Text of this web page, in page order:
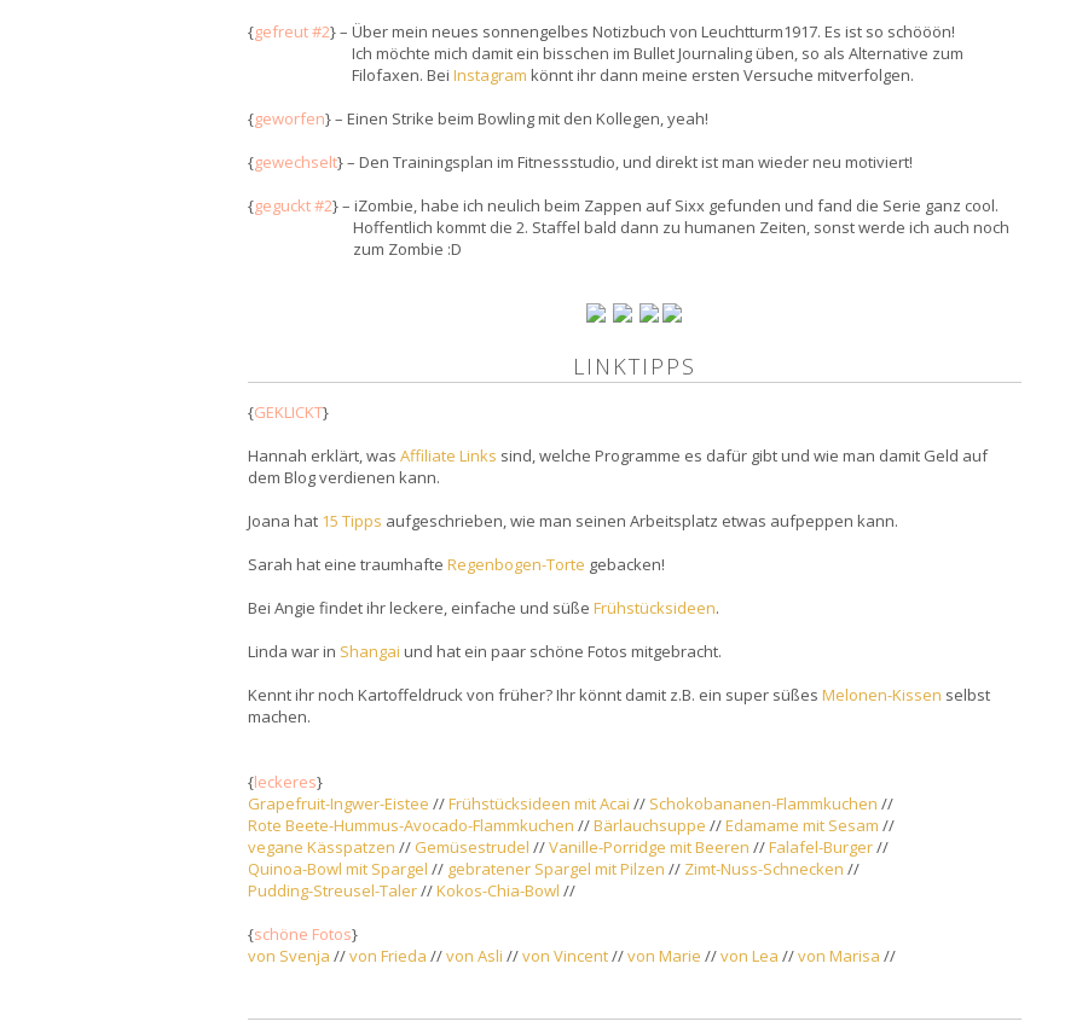
{gefreut #2} – Über mein neues sonnengelbes Notizbuch von Leuchtturm1917. Es ist so schööön!
Ich möchte mich damit ein bisschen im Bullet Journaling üben, so als Alternative zum
Filofaxen. Bei Instagram könnt ihr dann meine ersten Versuche mitverfolgen.
{geworfen} – Einen Strike beim Bowling mit den Kollegen, yeah!
{gewechselt} – Den Trainingsplan im Fitnessstudio, und direkt ist man wieder neu motiviert!
{geguckt #2} – iZombie, habe ich neulich beim Zappen auf Sixx gefunden und fand die Serie ganz cool.
Hoffentlich kommt die 2. Staffel bald dann zu humanen Zeiten, sonst werde ich auch noch
zum Zombie :D
LINKTIPPS
{GEKLICKT}
Hannah erklärt, was Affiliate Links sind, welche Programme es dafür gibt und wie man damit Geld auf
dem Blog verdienen kann.
Joana hat 15 Tipps aufgeschrieben, wie man seinen Arbeitsplatz etwas aufpeppen kann.
Sarah hat eine traumhafte Regenbogen-Torte gebacken!
Bei Angie findet ihr leckere, einfache und süße Frühstücksideen.
Linda war in Shangai und hat ein paar schöne Fotos mitgebracht.
Kennt ihr noch Kartoffeldruck von früher? Ihr könnt damit z.B. ein super süßes Melonen-Kissen selbst
machen.
{leckeres}
Grapefruit-Ingwer-Eistee //Frühstücksideen mit Acai // Schokobananen-Flammkuchen //
Rote Beete-Hummus-Avocado-Flammkuchen //Bärlauchsuppe //Edamame mit Sesam //
vegane Kässpatzen // Gemüsestrudel //Vanille-Porridge mit Beeren //Falafel-Burger//
Quinoa-Bowl mit Spargel // gebratener Spargel mit Pilzen // Zimt-Nuss-Schnecken //
Pudding-Streusel-Taler//Kokos-Chia-Bowl //
{schöne Fotos}
von Svenja //von Frieda //von Asli //von Vincent//von Marie //von Lea //von Marisa //